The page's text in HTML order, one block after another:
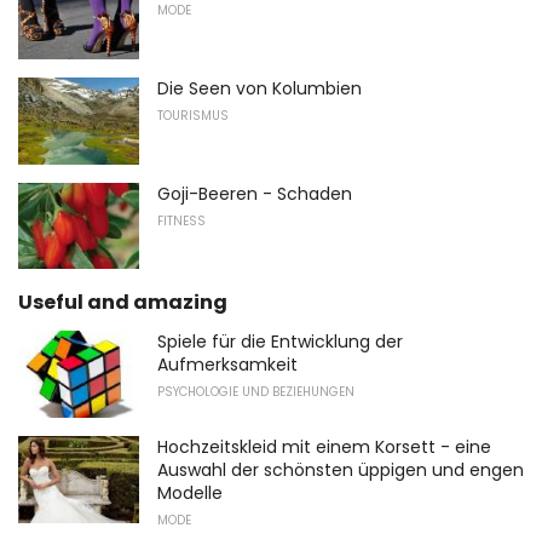
MODE
Die Seen von Kolumbien
TOURISMUS
Goji-Beeren - Schaden
FITNESS
Useful and amazing
Spiele für die Entwicklung der
Aufmerksamkeit
PSYCHOLOGIE UND BEZIEHUNGEN
Hochzeitskleid mit einem Korsett - eine
Auswahl der schönsten üppigen und engen
Modelle
MODE